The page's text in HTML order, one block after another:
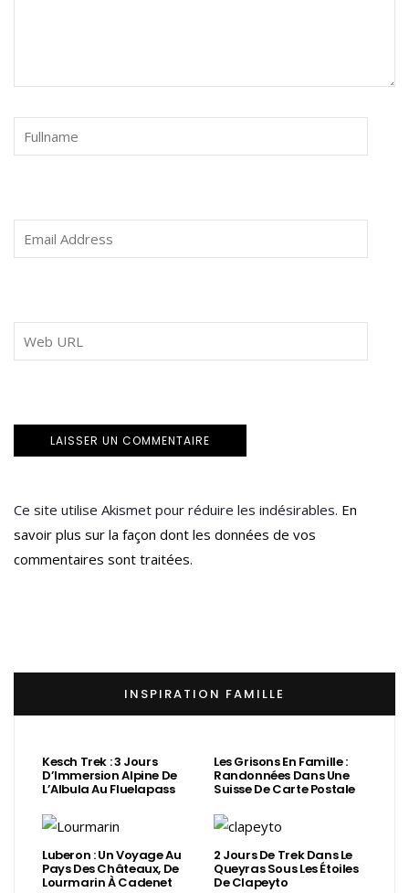
Ce site utilise Akismet pour réduire les indésirables. En
savoir plus sur la façon dont les données de vos
commentaires sont traitées.
INSPIRATION FAMILLE
Kesch Trek : 3 Jours
D’Immersion Alpine De
L’Albula Au Fluelapass
Les Grisons En Famille :
Randonnées Dans Une
Suisse De Carte Postale
Luberon : Un Voyage Au
Pays Des Châteaux, De
Lourmarin À Cadenet
2 Jours De Trek Dans Le
Queyras Sous Les Étoiles
De Clapeyto